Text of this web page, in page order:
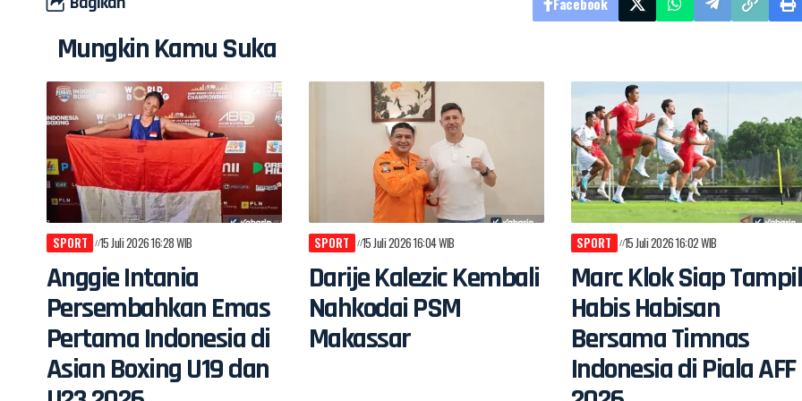
Mungkin Kamu Suka
SPORT 15 Juli 2026 16:28 WIB
Anggie Intania
Persembahkan Emas
Pertama Indonesia di
Asian Boxing U19 dan
SPORT 15 Juli 2026 16:04 WIB
Darije Kalezic Kembali
Nahkodai PSM
Makassar
SPORT 15 Juli 2026 16:02 WIB
Marc Klok Siap Tampil
Habis Habisan
Bersama Timnas
Indonesia di Piala AFF